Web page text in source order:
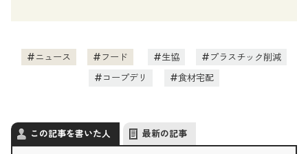
2025/2/5
バレンタインに贈りたい！編集部おすすめ
のこだわりギフトまとめ
通販サイトを比較！おすすめポイントからピックアップ
ニュース フード 生協
プラスチック削減
コープデリ
食材宅配
この記事を書いた人 最新の記事